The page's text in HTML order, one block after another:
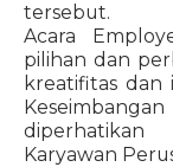
tersebut.
Acara
pilihan dan
kreatifitas dan
Karyawan